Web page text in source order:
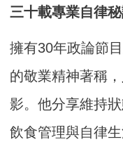
三十載專業自律
擁有30年政論節
的敬業精神著稱
影。他分享維持
飲食管理與自律